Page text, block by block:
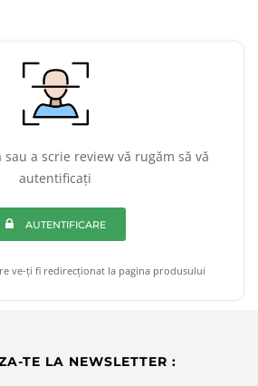
a scrie review vă rugăm să vă
autentificați
AUTENTIFICARE
ve-ți fi redirecționat la pagina produsului
TE LA NEWSLETTER :